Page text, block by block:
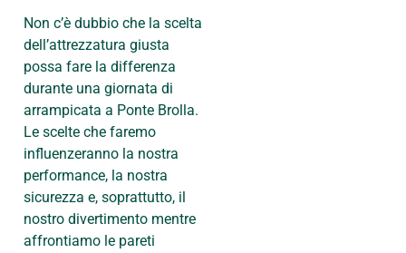
Non c’è dubbio che la scelta
dell’attrezzatura giusta
possa fare la differenza
durante una giornata di
arrampicata a Ponte Brolla.
Le scelte che faremo
influenzeranno la nostra
performance, la nostra
sicurezza e, soprattutto, il
nostro divertimento mentre
affrontiamo le pareti